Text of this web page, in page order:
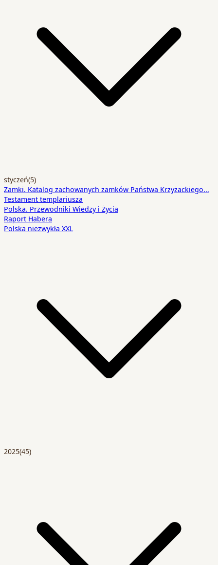
styczeń(5)
Zamki. Katalog zachowanych zamków Państwa Krzyżackiego…
Testament templariusza
Polska. Przewodniki Wiedzy i Życia
Raport Habera
Polska niezwykła XXL
2025(45)